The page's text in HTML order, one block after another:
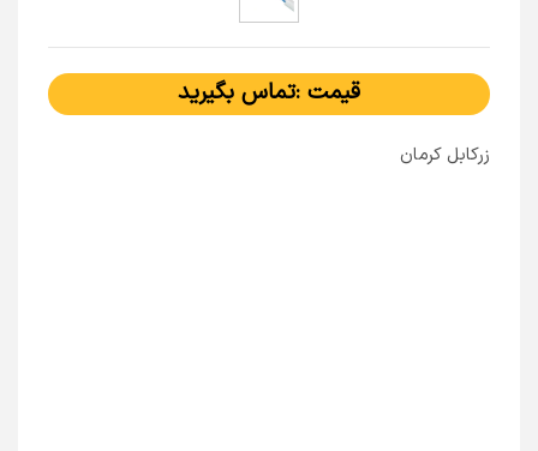
قیمت :تماس بگیرید
زرکابل کرمان